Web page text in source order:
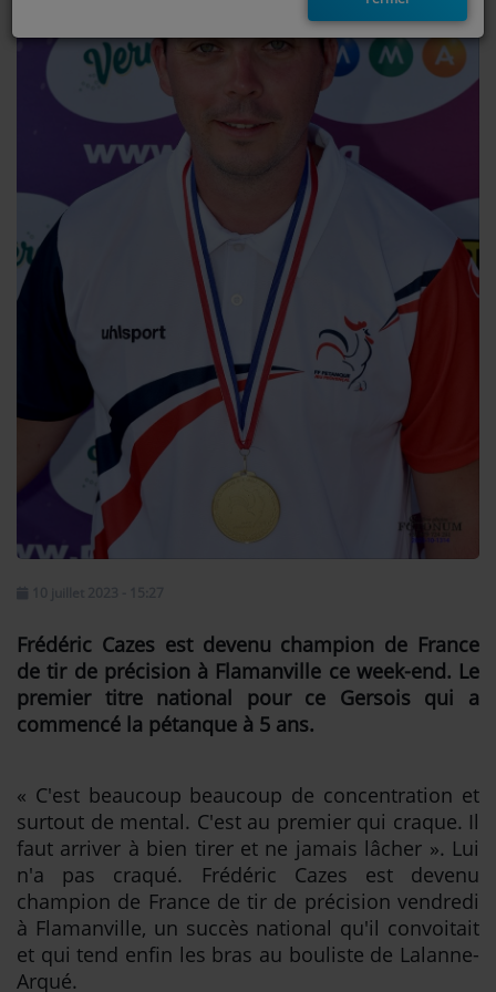
EMISSIONS
TITRES DIFFUSÉS
FRÉQUENCES
EVÈNEMENTS
LES JEUX
JEUX CONCOURS
CONTACTEZ-NOUS
RÉGIE PUBLICTIAIRE
Se connecter
Frédéric Cazes est devenu champion de France
de tir de précision à Flamanville ce week-end. Le
premier titre national pour ce Gersois qui a
commencé la pétanque à 5 ans.
« C'est beaucoup beaucoup de concentration et
surtout de mental. C'est au premier qui craque. Il
faut arriver à bien tirer et ne jamais lâcher ». Lui
n'a pas craqué. Frédéric Cazes est devenu
champion de France de tir de précision vendredi
à Flamanville, un succès national qu'il convoitait
et qui tend enfin les bras au bouliste de Lalanne-
Arqué.